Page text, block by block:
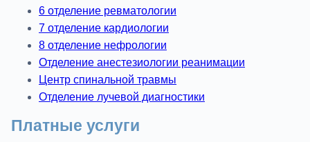
6 отделение ревматологии
7 отделение кардиологии
8 отделение нефрологии
Отделение анестезиологии реанимации
Центр спинальной травмы
Отделение лучевой диагностики
Платные услуги